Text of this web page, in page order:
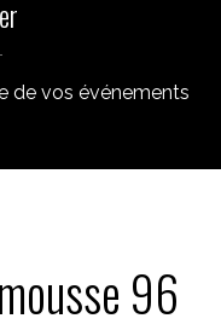
de vos événements
96